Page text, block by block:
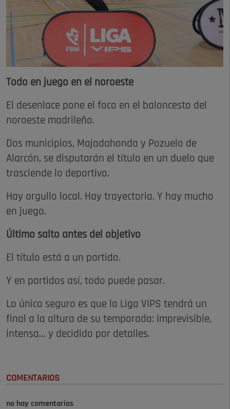
Todo en juego en el noroeste
El desenlace pone el foco en el baloncesto del
noroeste madrileño.
Dos municipios, Majadahonda y Pozuelo de
Alarcón, se disputarán el título en un duelo que
trasciende lo deportivo.
Hay orgullo local. Hay trayectoria. Y hay mucho
en juego.
Último salto antes del objetivo
El título está a un partido.
Y en partidos así, todo puede pasar.
Lo único seguro es que la Liga VIPS tendrá un
final a la altura de su temporada: imprevisible,
intensa… y decidido por detalles.
COMENTARIOS
no hay comentarios